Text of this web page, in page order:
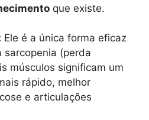
que existe.
Ele é a única forma eficaz
sarcopenia (perda
músculos significam um
rápido, melhor
e articulações